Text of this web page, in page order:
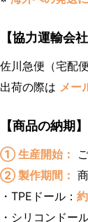
【協力運輸会社
佐川急便（宅配便
出荷の際は メー
【商品の納期】
① 生産開始：
② 製作期間：
・TPEドール：
・シリコンドール